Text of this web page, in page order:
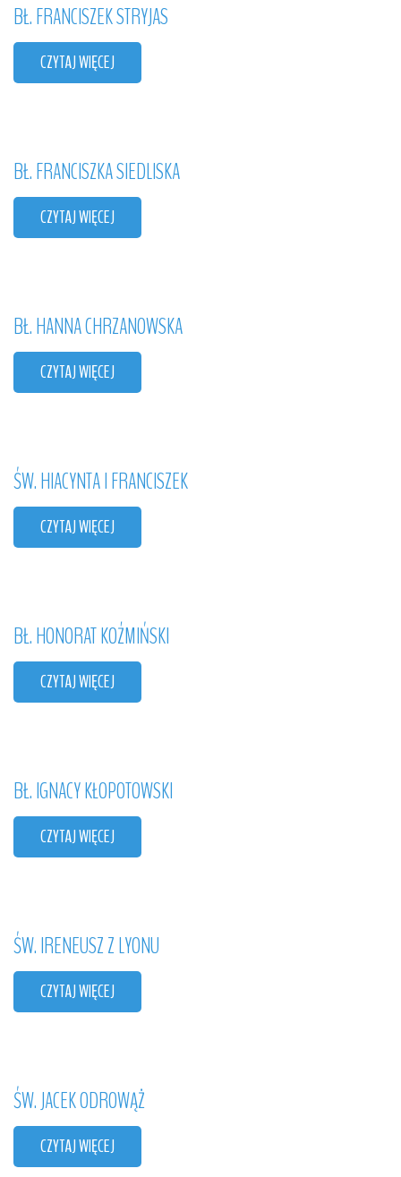
BŁ.FRANCISZEKSTRYJAS
CZYTAJ WIĘCEJ
BŁ.FRANCISZKASIEDLISKA
CZYTAJ WIĘCEJ
BŁ.HANNACHRZANOWSKA
CZYTAJ WIĘCEJ
ŚW.HIACYNTAIFRANCISZEK
CZYTAJ WIĘCEJ
BŁ.HONORATKOŹMIŃSKI
CZYTAJ WIĘCEJ
BŁ.IGNACYKŁOPOTOWSKI
CZYTAJ WIĘCEJ
ŚW.IRENEUSZZLYONU
CZYTAJ WIĘCEJ
ŚW.JACEKODROWĄŻ
CZYTAJ WIĘCEJ